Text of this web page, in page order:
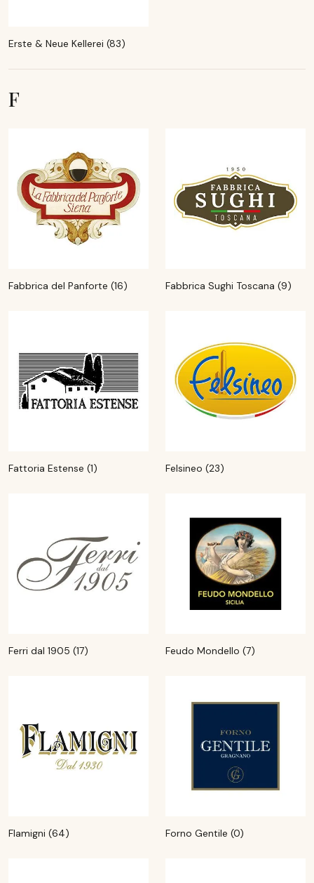
Erste & Neue Kellerei (83)
F
Fabbrica del Panforte (16) Fabbrica Sughi Toscana (9)
Fattoria Estense (1) Felsineo (23)
Ferri dal 1905 (17) Feudo Mondello (7)
Flamigni (64) Forno Gentile (0)